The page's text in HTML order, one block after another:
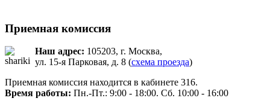
Приемная комиссия
Наш адрес: 105203, г. Москва,
ул. 15-я Парковая, д. 8 (схема проезда)
Приемная комиссия находится в кабинете 316.
Время работы: Пн.-Пт.: 9:00 - 18:00. Сб. 10:00 - 16:00